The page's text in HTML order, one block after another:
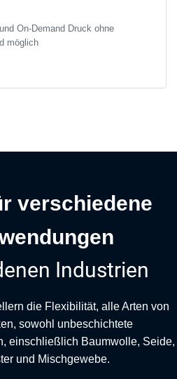
in die
einsteigen möchten.
On-Demand Druck ohne
möglich
verschiedene
Industrien
die Flexibilität, alle Arten von
sowohl unbeschichtete
einschließlich Baumwolle, Seide,
und Mischgewebe.